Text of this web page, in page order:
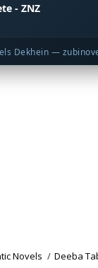
- ZNZ
Dekhein —
Novels / Deeba